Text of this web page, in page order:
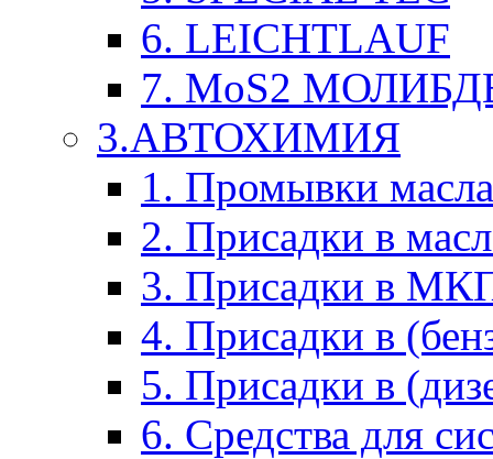
6. LEICHTLAUF
7. MoS2
3.АВТОХИМИЯ
1. Промывки масла
2. Присадки в
3. Присадки в
4. Присадки в
5. Присадки в
6. Средства для